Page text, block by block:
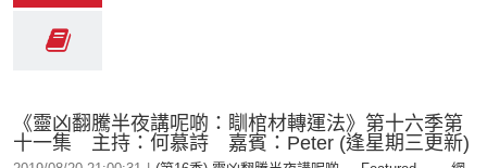
《靈凶翻騰半夜講呢啲：瞓棺材轉運法》第十六季第
十一集 主持：何慕詩 嘉賓：Peter (逢星期三更新)